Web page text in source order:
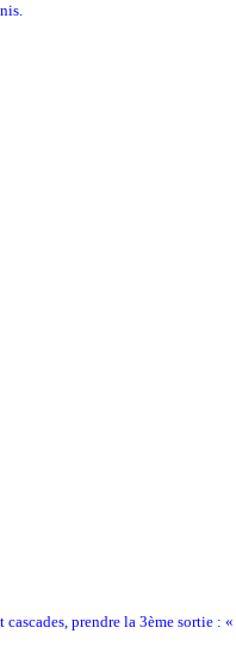
prendre la 3ème sortie : «